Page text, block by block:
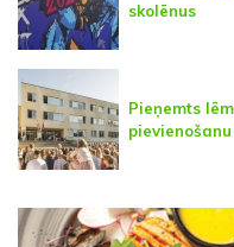
skolēnus
Pieņemts